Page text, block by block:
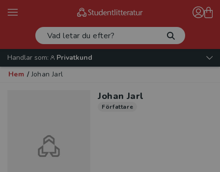
Handlar som:
Privatkund
Hem / Johan Jarl
Johan Jarl
Författare